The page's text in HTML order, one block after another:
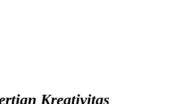
Kreativitas